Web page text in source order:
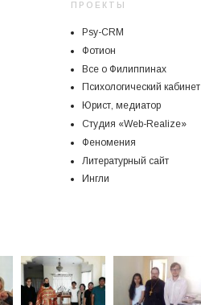
ПРОЕКТЫ
Psy-CRM
Фотион
Все о Филиппинах
Психологический кабинет
Юрист, медиатор
Студия «Web-Realize»
Феномения
Литературный сайт
Ингли